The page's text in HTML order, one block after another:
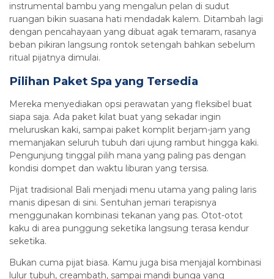
instrumental bambu yang mengalun pelan di sudut
ruangan bikin suasana hati mendadak kalem. Ditambah lagi
dengan pencahayaan yang dibuat agak temaram, rasanya
beban pikiran langsung rontok setengah bahkan sebelum
ritual pijatnya dimulai.
Pilihan Paket Spa yang Tersedia
Mereka menyediakan opsi perawatan yang fleksibel buat
siapa saja. Ada paket kilat buat yang sekadar ingin
meluruskan kaki, sampai paket komplit berjam-jam yang
memanjakan seluruh tubuh dari ujung rambut hingga kaki.
Pengunjung tinggal pilih mana yang paling pas dengan
kondisi dompet dan waktu liburan yang tersisa.
Pijat tradisional Bali menjadi menu utama yang paling laris
manis dipesan di sini. Sentuhan jemari terapisnya
menggunakan kombinasi tekanan yang pas. Otot-otot
kaku di area punggung seketika langsung terasa kendur
seketika.
Bukan cuma pijat biasa. Kamu juga bisa menjajal kombinasi
lulur tubuh, creambath, sampai mandi bunga yang